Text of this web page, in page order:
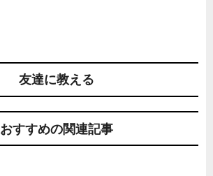
友達に教える
おすすめの関連記事